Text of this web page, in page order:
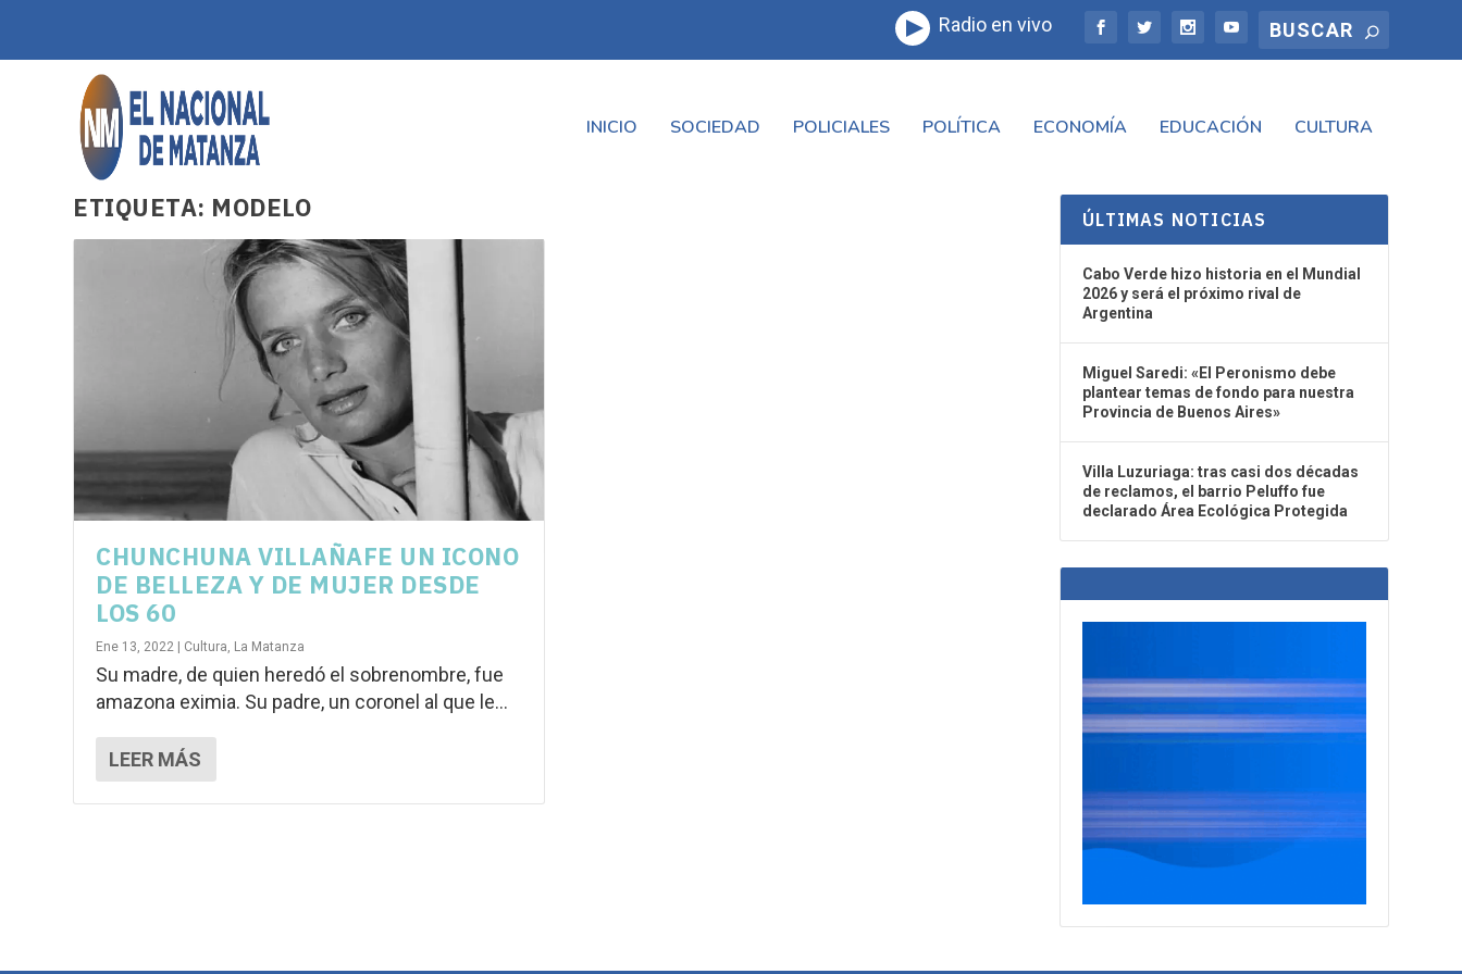
Radio en vivo
INICIO SOCIEDAD POLICIALES POLÍTICA ECONOMÍA EDUCACIÓN CULTURA
ETIQUETA: MODELO
CHUNCHUNA VILLAÑAFE UN ICONO
DE BELLEZA Y DE MUJER DESDE
LOS 60
Ene 13, 2022 | Cultura La Matanza
Su madre, de quien heredó el sobrenombre, fue
amazona eximia. Su padre, un coronel al que le...
LEER MÁS
ÚLTIMAS NOTICIAS
Cabo Verde hizo historia en el Mundial
2026 y será el próximo rival de
Argentina
Miguel Saredi: «El Peronismo debe
plantear temas de fondo para nuestra
Provincia de Buenos Aires»
Villa Luzuriaga: tras casi dos décadas
de reclamos, el barrio Peluffo fue
declarado Área Ecológica Protegida